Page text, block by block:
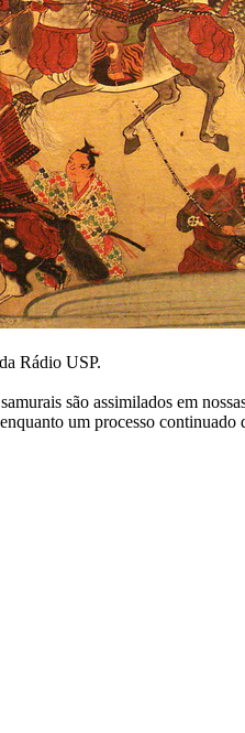
Rádio USP.
são assimilados em
um processo continuado